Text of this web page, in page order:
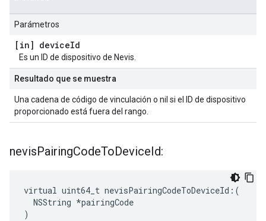
Parámetros
[in] deviceId
Es un ID de dispositivo de Nevis.
Resultado que se muestra
Una cadena de código de vinculación o nil si el ID de dispositivo
proporcionado está fuera del rango.
nevisPairingCodeToDeviceId:
virtual uint64_t nevisPairingCodeToDeviceId:(
  NSString *pairingCode
)